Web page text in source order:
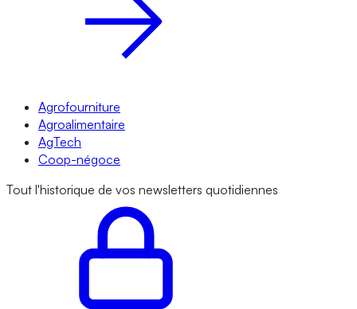
Agrofourniture
Agroalimentaire
AgTech
Coop-négoce
Tout l'historique de vos newsletters quotidiennes